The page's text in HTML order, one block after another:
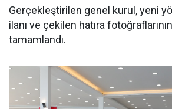
Gerçekleştirilen genel kurul, yeni
ilanı ve çekilen hatıra
tamamlandı.